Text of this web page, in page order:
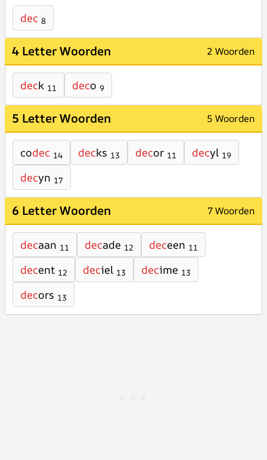
dec 8
4 Letter Woorden 2 Woorden
deck 11 deco 9
5 Letter Woorden 5 Woorden
codec 14 decks 13 decor 11 decyl 19
decyn 17
6 Letter Woorden 7 Woorden
decaan 11 decade 12 deceen 11
decent 12 deciel 13 decime 13
decors 13